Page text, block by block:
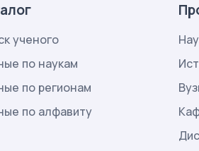
ученого
по наукам
по регионам
по алфавиту